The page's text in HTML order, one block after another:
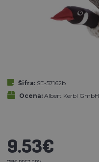
Šifra: SE-57162b
Ocena: Albert Kerbl GmbH
9.53€